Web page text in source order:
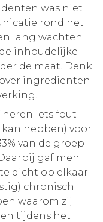
was niet
rond het
lang wachten
inhoudelijke
de maat. Denk
ingrediënten
iets fout
hebben) voor
van de groep
gaf men
dicht op elkaar
chronisch
waarom zij
tijdens het